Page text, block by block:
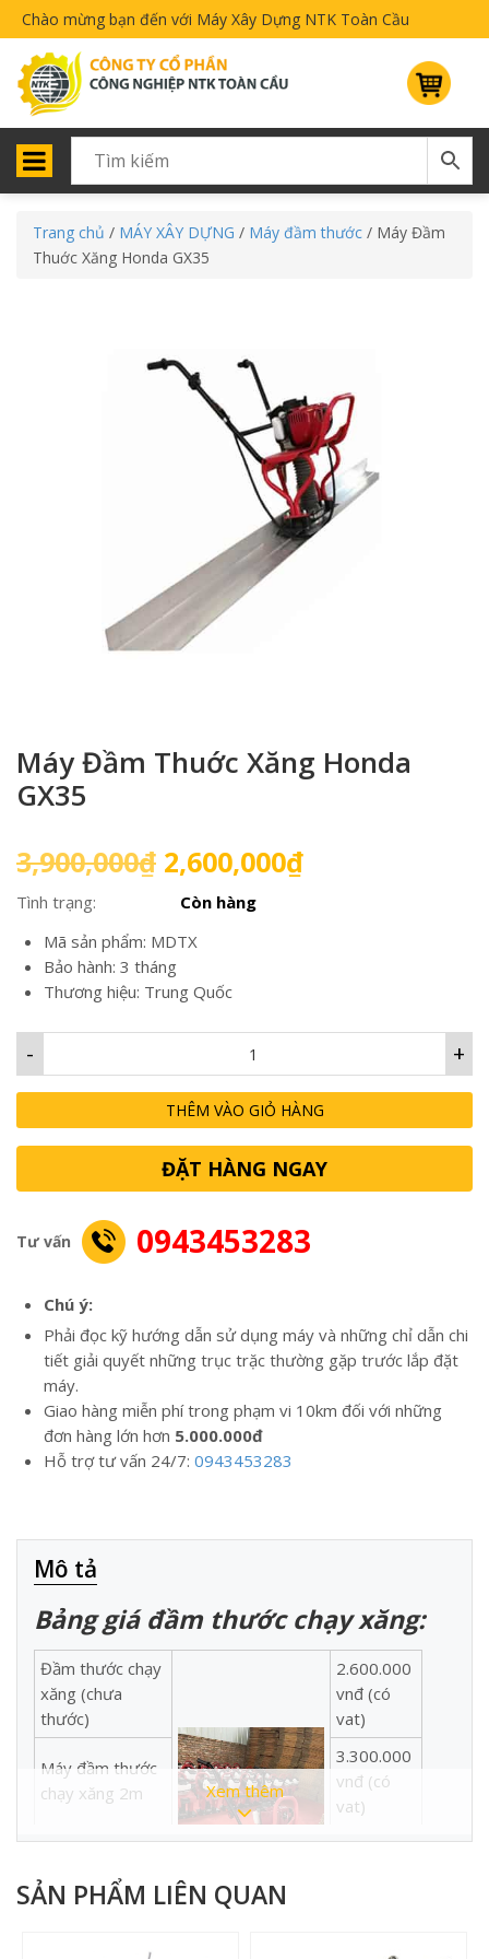
Chào mừng bạn đến với Máy Xây Dựng NTK Toàn Cầu
Trang chủ / MÁY XÂY DỰNG / Máy đầm thước / Máy Đầm
Thuớc Xăng Honda GX35
Máy Đầm Thuớc Xăng Honda
GX35
3,900,000₫ Giá
gốc
là:
3,900,000₫.
2,600,000₫Giá
Tình trạng:
Còn hàng
Mã sản phẩm: MDTX
Bảo hành: 3 tháng
Thương hiệu: Trung Quốc
+
-
THÊM VÀO GIỎ HÀNG
ĐẶT HÀNG NGAY
Tư vấn 0943453283
Chú ý:
Phải đọc kỹ hướng dẫn sử dụng máy và những chỉ dẫn chi
tiết giải quyết những trục trặc thường gặp trước lắp đặt
máy.
Giao hàng miễn phí trong phạm vi 10km đối với những
đơn hàng lớn hơn 5.000.000đ
Hỗ trợ tư vấn 24/7: 0943453283
Mô tả
Bảng giá đầm thước chạy xăng:
Đầm thước chạy
xăng (chưa
thước)
2.600.000
vnđ (có
vat)
Máy đầm thước
chạy xăng 2m
3.300.000
vnđ (có
vat)
chạy xăng 3m
3.650.000
Xem thêm
SẢN PHẨM LIÊN QUAN